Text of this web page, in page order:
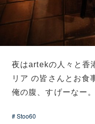
夜はartekの人々と香
リア の皆さんとお食
俺の腹、すげーなー。
# Stoo60